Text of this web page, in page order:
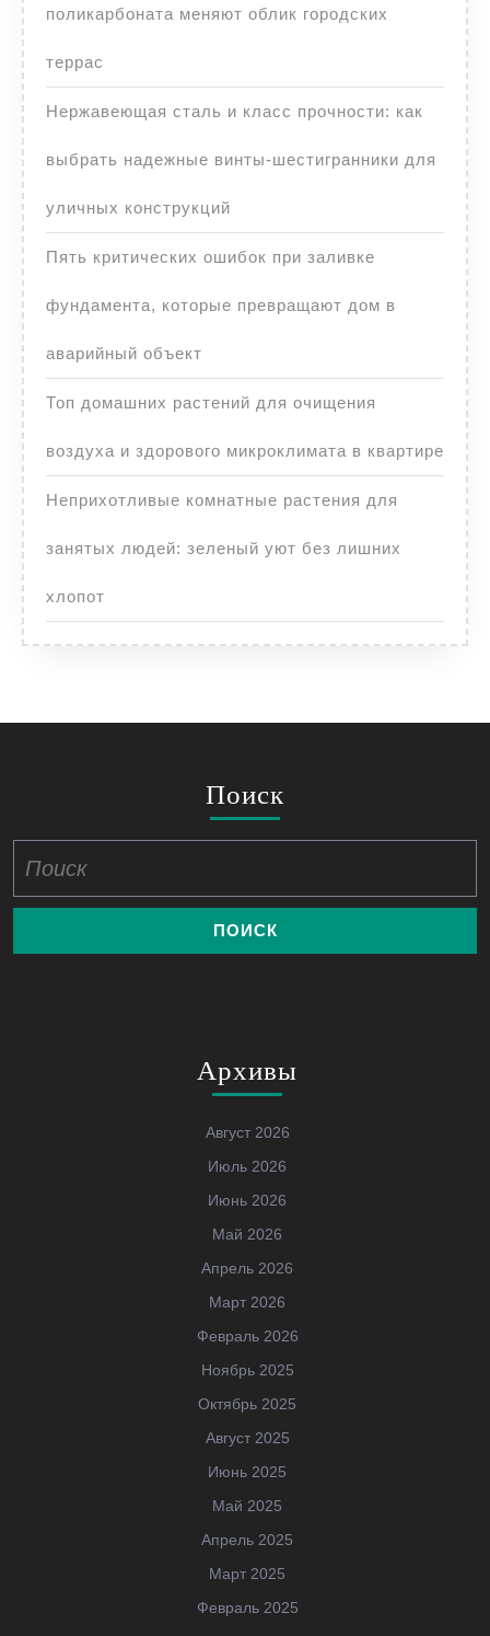
поликарбоната меняют облик городских
террас
Нержавеющая сталь и класс прочности: как
выбрать надежные винты-шестигранники для
уличных конструкций
Пять критических ошибок при заливке
фундамента, которые превращают дом в
аварийный объект
Топ домашних растений для очищения
воздуха и здорового микроклимата в квартире
Неприхотливые комнатные растения для
занятых людей: зеленый уют без лишних
хлопот
Поиск
Архивы
Август 2026
Июль 2026
Июнь 2026
Май 2026
Апрель 2026
Март 2026
Февраль 2026
Ноябрь 2025
Октябрь 2025
Август 2025
Июнь 2025
Май 2025
Апрель 2025
Март 2025
Февраль 2025